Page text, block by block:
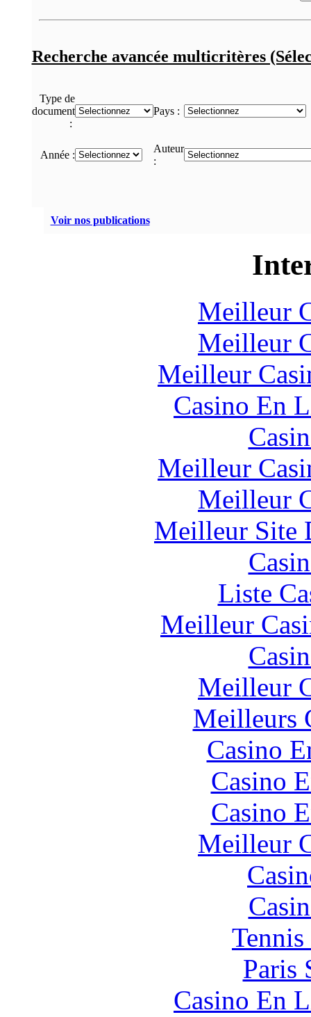
Recherche avancée multicritères
Type de
document
:
Pays :
Année :
Auteur
:
Voir nos publications
Meilleur
Meilleur
Meilleur
Casino En
Meilleur
Meilleur
Meilleur Site
Liste
Meilleur
Meilleur
Meilleurs
Casino
Casino
Casino
Meilleur
Paris
Casino En